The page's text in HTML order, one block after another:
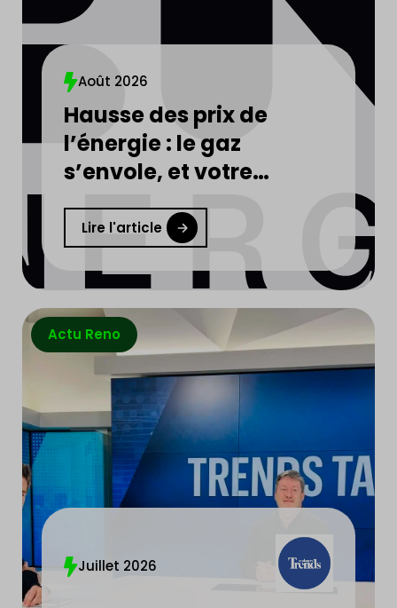
Août 2026
Hausse des prix de
l’énergie : le gaz
s’envole, et votre
facture d’électricité
aussi
Lire l'article
Actu Reno
Juillet 2026